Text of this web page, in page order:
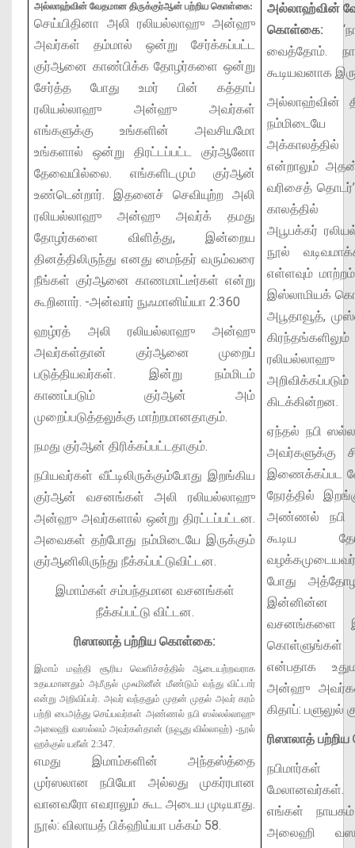
அல்லாஹ்வின் வேதமான திருக்குர்ஆன் பற்றிய கொள்கை:
செய்யிதினா அலி ரலியல்லாஹு அன்ஹு
அவர்கள் தம்மால் ஒன்று சேர்க்கப்பட்ட
குர்ஆனை காண்பிக்க தோழர்களை ஒன்று
சேர்த்த போது உமர் பின் கத்தாப்
ரலியல்லாஹு அன்ஹு அவர்கள்
எங்களுக்கு உங்களின் அவசியமோ
உங்களால் ஒன்று திரட்டப்பட்ட குர்ஆனோ
தேவையில்லை. எங்களிடமும் குர்ஆன்
உண்டென்றார். இதனைச் செவியுற்ற அலி
ரலியல்லாஹு அன்ஹு அவர்க் தமது
தோழர்களை விளித்து, இன்றைய
தினத்திலிருந்து எனது மைந்தர் வரும்வரை
நீங்கள் குர்ஆனை காணமாட்டீர்கள் என்று
கூறினார். -அன்வார் நுஃமானிய்யா 2:360
ஹழ்ரத் அலி ரலியல்லாஹு அன்ஹு
அவர்கள்தான் குர்ஆனை முறைப்
படுத்தியவர்கள். இன்று நம்மிடம்
காணப்படும் குர்ஆன் அம்
முறைப்படுத்தலுக்கு மாற்றமானதாகும்.
நமது குர்ஆன் திரிக்கப்பட்டதாகும்.
நபியவர்கள் வீட்டிலிருக்கும்போது இறங்கிய
குர்ஆன் வசனங்கள் அலி ரலியல்லாஹு
அன்ஹு அவர்களால் ஒன்று திரட்டப்பட்டன.
அவைகள் தற்போது நம்மிடையே இருக்கும்
குர்ஆனிலிருந்து நீக்கப்பட்டுவிட்டன.
இமாம்கள் சம்பந்தமான வசனங்கள்
நீக்கப்பட்டு விட்டன.
ரிஸாலாத் பற்றிய கொள்கை:
இமாம் மஹ்தி சூரிய வெளிச்சத்தில் ஆடையற்றவராக
உதயமானதும் அமீருல் முஃமினீன் மீண்டும் வந்து விட்டார்
என்று அறிவிப்பர். அவர் வந்ததும் முதன் முதல் அவர் கரம்
பற்றி பைஅத்து செய்பவர்கள் அண்ணல் நபி ஸல்லல்லாஹு
அலைஹி வஸல்லம் அவர்கள்தான் (நவூது வில்லாஹ்) -நூல்
ஹக்குல் யகீன் 2:347.
எமது இமாம்களின் அந்தஸ்த்தை
முர்ஸலான நபியோ அல்லது முகர்ரபான
வானவரோ எவராலும் கூட அடைய முடியாது.
நூல்: விலாயத் பிக்ஹிய்யா பக்கம் 58.
அல்லாஹ்வின்
கொள்கை:
வைத்தோம்.
கூடியவனாக
அல்லாஹ்வின்
நம்மிடையே
என்றாலும்
வரிசைத்
காலத்தில்
அபூபக்கர்
நூல்
எள்ளவும்
இஸ்லாமியக்
அபூதாவூத்,
கிடக்கின்றன.
ஏந்தல் நபி
அவர்களுக்கு
இணைக்கப்பட
நேரத்தில்
அண்ணல் நபி
கூடிய
போது
இன்னின்ன
வசனங்களை
கொள்ளுங்கள்
என்பதாக
அன்ஹு
கிதாப்: பளுலுல்
ரிஸாலாத்
நபிமார்கள்
எங்கள்
அலைஹி